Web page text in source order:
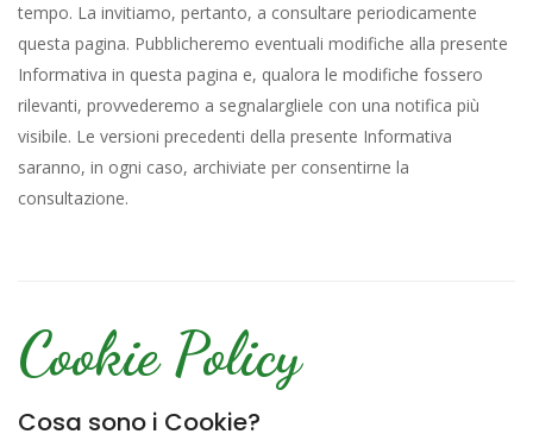
tempo. La invitiamo, pertanto, a consultare periodicamente
questa pagina. Pubblicheremo eventuali modifiche alla presente
Informativa in questa pagina e, qualora le modifiche fossero
rilevanti, provvederemo a segnalargliele con una notifica più
visibile. Le versioni precedenti della presente Informativa
saranno, in ogni caso, archiviate per consentirne la
consultazione.
Cookie Policy
Cosa sono i Cookie?